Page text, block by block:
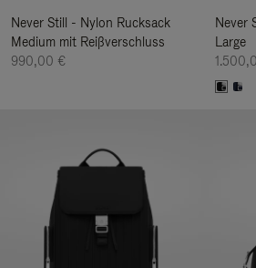
Never Still - Nylon Rucksack
Medium mit Reißverschluss
990,00 €
Never
Large